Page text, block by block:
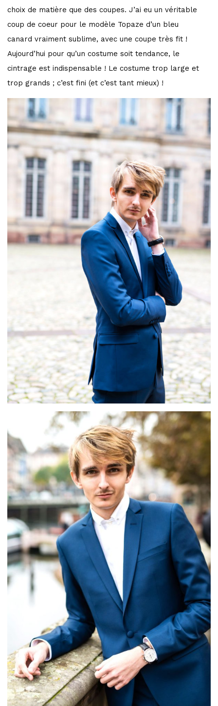
choix de matière que des coupes. J’ai eu un véritable
coup de coeur pour le modèle Topaze d’un bleu
canard vraiment sublime, avec une coupe très fit !
Aujourd’hui pour qu’un costume soit tendance, le
cintrage est indispensable ! Le costume trop large et
trop grands ; c’est fini (et c’est tant mieux) !